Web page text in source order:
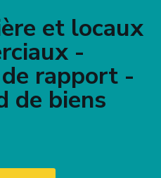
et locaux
-
rapport -
de biens